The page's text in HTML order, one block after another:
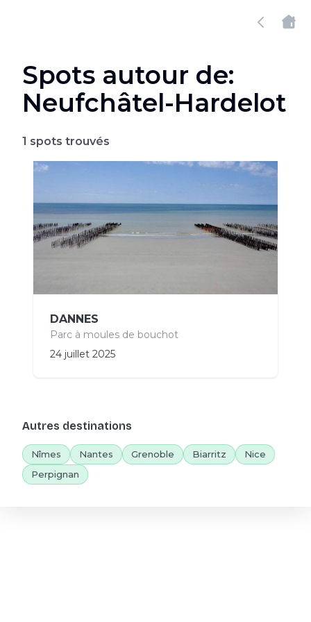
Spots autour de:
Neufchâtel-Hardelot
1 spots trouvés
DANNES
Parc à moules de bouchot
24 juillet 2025
Autres destinations
Nîmes Nantes Grenoble Biarritz
Nice
Perpignan